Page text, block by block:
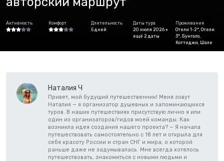
Активность Комфорт
Длительность
5 дней
Даты тура
20 июля 2026 +
ещё 2 даты
Проживание
Отели 1-2*, Отели
3*, Бунгало,
Коттеджи, Шале
Наталия Ч
Привет, мой будущий путешественник! Меня зовут
Наталия — я организатор душевных и запоминающихся
туров. В наших путешествиях присутствую лично я или
один из организаторов/гидов моей команды. Как
возникла идея создания нашего проекта? — Я начала
путешествовать самостоятельно с 18 лет и открыла для
себя красоту России и стран СНГ и мира, о которой
раньше даже не задумывалась. Мне всегда хотелось
путешествовать, знакомиться с новыми людьми и